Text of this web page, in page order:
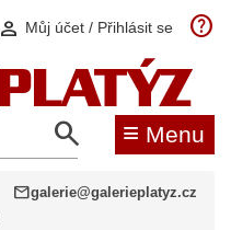
person Můj účet / Přihlásit se help
search ≡ Menu
mailgalerie@galerieplatyz.cz